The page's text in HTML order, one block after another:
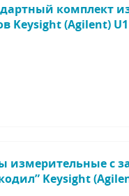
комплект
Keysight (Agilent)
измерительные c
Keysight